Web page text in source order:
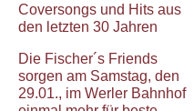
Coversongs und Hits aus
den letzten 30 Jahren
Die Fischer´s Friends
sorgen am Samstag, den
29.01., im Werler Bahnhof